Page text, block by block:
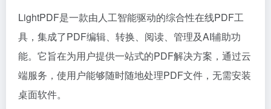
LightPDF是一款由人工智能驱动的综合性在线PDF工
具，集成了PDF编辑、转换、阅读、管理及AI辅助功
能。它旨在为用户提供一站式的PDF解决方案，通过云
端服务，使用户能够随时随地处理PDF文件，无需安装
桌面软件。